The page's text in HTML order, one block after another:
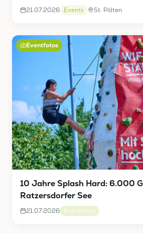
21.07.2026 Events St. Pölten
Eventfotos
10 Jahre Splash Hard: 6.000
Ratzersdorfer See
21.07.2026 Eventfotos